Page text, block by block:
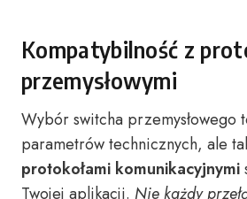
Kompatybilność z
przemysłowymi
Wybór switcha przemysłowego
parametrów technicznych, ale
protokołami komunikacyjnymi
Twojej aplikacji. Nie każdy